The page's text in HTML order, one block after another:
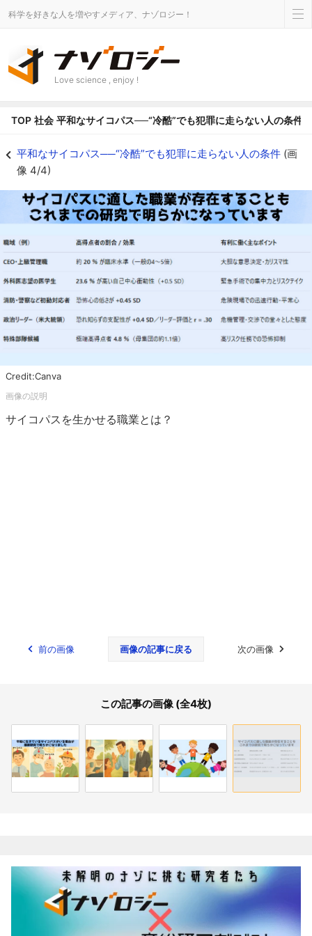
科学を好きな人を増やすメディア、ナゾロジー！
Love science , enjoy !
TOP 社会 平和なサイコパス──“冷酷”でも犯罪に走らない人の条件
平和なサイコパス──“冷酷”でも犯罪に走らない人の条件 (画
像 4/4)
Credit:Canva
サイコパスを生かせる職業とは？
前の画像 画像の記事に戻る 次の画像
この記事の画像 (全4枚)